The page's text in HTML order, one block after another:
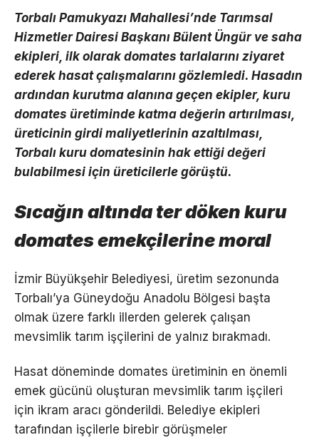
Torbalı Pamukyazı Mahallesi’nde Tarımsal
Hizmetler Dairesi Başkanı Bülent Üngür ve saha
ekipleri, ilk olarak domates tarlalarını ziyaret
ederek hasat çalışmalarını gözlemledi. Hasadın
ardından kurutma alanına geçen ekipler, kuru
domates üretiminde katma değerin artırılması,
üreticinin girdi maliyetlerinin azaltılması,
Torbalı kuru domatesinin hak ettiği değeri
bulabilmesi için üreticilerle görüştü.
Sıcağın altında ter döken kuru
domates emekçilerine moral
İzmir Büyükşehir Belediyesi, üretim sezonunda
Torbalı’ya Güneydoğu Anadolu Bölgesi başta
olmak üzere farklı illerden gelerek çalışan
mevsimlik tarım işçilerini de yalnız bırakmadı.
Hasat döneminde domates üretiminin en önemli
emek gücünü oluşturan mevsimlik tarım işçileri
için ikram aracı gönderildi. Belediye ekipleri
tarafından işçilerle birebir görüşmeler